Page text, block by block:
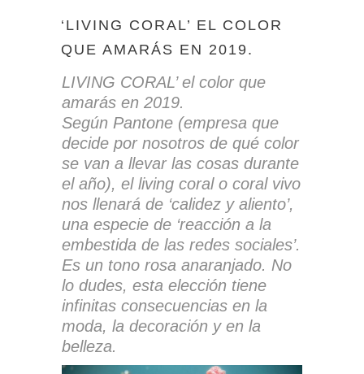
‘LIVING CORAL’ EL COLOR
QUE AMARÁS EN 2019.
LIVING CORAL’ el color que
amarás en 2019.
Según Pantone (empresa que
decide por nosotros de qué color
se van a llevar las cosas durante
el año), el living coral o coral vivo
nos llenará de ‘calidez y aliento’,
una especie de ‘reacción a la
embestida de las redes sociales’.
Es un tono rosa anaranjado. No
lo dudes, esta elección tiene
infinitas consecuencias en la
moda, la decoración y en la
belleza.